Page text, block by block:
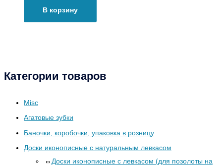
Категории товаров
Misc
Агатовые зубки
Баночки, коробочки, упаковка в розницу
Доски иконописные с натуральным левкасом
Доски иконописные с левкасом (для позолоты на
В корзину